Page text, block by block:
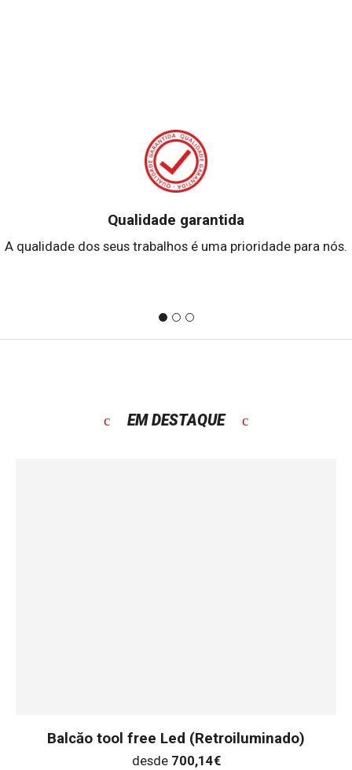
Qualidade garantida
A qualidade dos seus trabalhos é uma prioridade para nós.
EM DESTAQUE
Balcăo tool free Led (Retroiluminado)
desde 700,14€